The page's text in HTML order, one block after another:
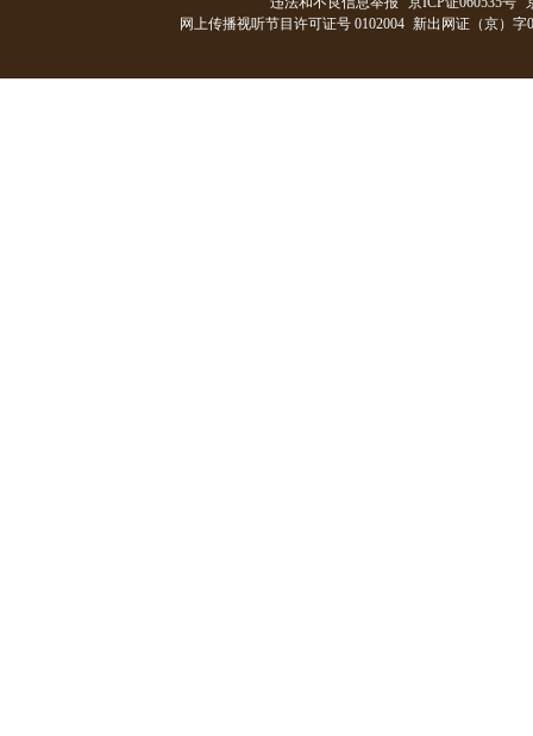
网上传播视听节目许可证号 0102004 新出网证（京）